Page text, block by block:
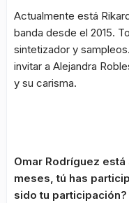
Actualmente está
banda desde el 2015.
sintetizador y
invitar a Alejandra
y su carisma.
Omar Rodríguez
meses, tú has
sido tu participación?